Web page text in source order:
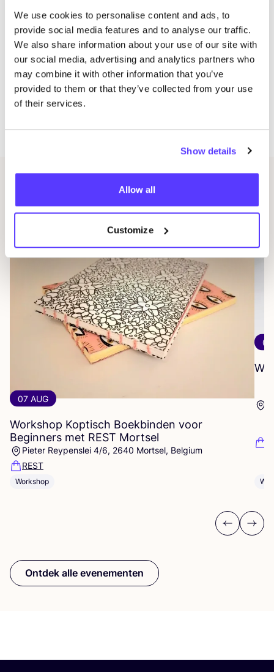
We use cookies to personalise content and ads, to
provide social media features and to analyse our traffic.
We also share information about your use of our site with
our social media, advertising and analytics partners who
may combine it with other information that you’ve
provided to them or that they’ve collected from your use
of their services.
Show details
Allow all
Customize
wel­kom, regi­stre­ren is niet nodig. we zien je graag om
13u
dit repair café is een samen­wer­king tus­sen saa­mo en
cir­cuit.
copy­right foto’s: stad ant­wer­pen – vito­ri­a­no moreno
Andere evenementen
07 AUG
Workshop Koptisch Boekbinden voor
Beginners met REST Mortsel
Pieter Reypenslei 4/6, 2640 Mortsel, Belgium
REST
Workshop
07
Previous
Next
Ontdek alle evenementen